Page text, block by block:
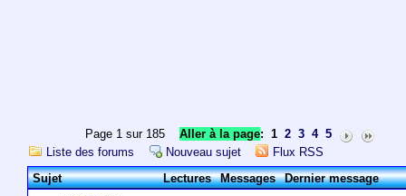
Page 1 sur 185Aller à la page: 1 2 3 4 5
Liste des forums
Nouveau sujet
Flux RSS
Sujet
Lectures Messages Dernier message